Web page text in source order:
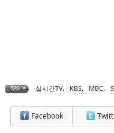
TAG • 실시간TV, KBS, MBC,
Facebook